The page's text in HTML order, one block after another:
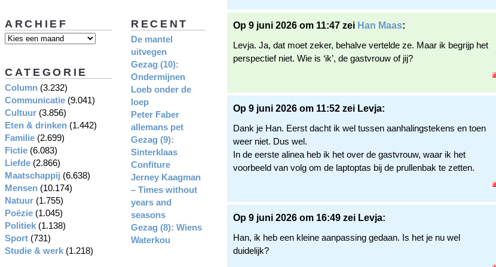
Op 9 juni 2026 om 11:47 zei Han Maas:
Levja. Ja, dat moet zeker, behalve vertelde ze. Maar ik begrijp het
perspectief niet. Wie is ‘ik’, de gastvrouw of jij?
Op 9 juni 2026 om 11:52 zei Levja:
Dank je Han. Eerst dacht ik wel tussen aanhalingstekens en toen
weer niet. Dus wel.
In de eerste alinea heb ik het over de gastvrouw, waar ik het
voorbeeld van volg om de laptoptas bij de prullenbak te zetten.
Op 9 juni 2026 om 16:49 zei Levja:
Han, ik heb een kleine aanpassing gedaan. Is het je nu wel
duidelijk?
RECENT
De mantel
uitvegen
Gezag (10):
Ondermijnen
Loeb onder de
loep
Peter Faber
allemans pet
Gezag (9):
Sinterklaas
Confiture
Jerney Kaagman
– Times without
years and
seasons
Gezag (8): Wiens
Waterkou
ARCHIEF
CATEGORIE
Column (3.232)
Communicatie (9.041)
Cultuur (3.856)
Eten & drinken (1.442)
Familie (2.699)
Fictie (6.083)
Liefde (2.866)
Maatschappij (6.638)
Mensen (10.174)
Natuur (1.755)
Poëzie (1.045)
Politiek (1.138)
Sport (731)
Studie & werk (1.218)